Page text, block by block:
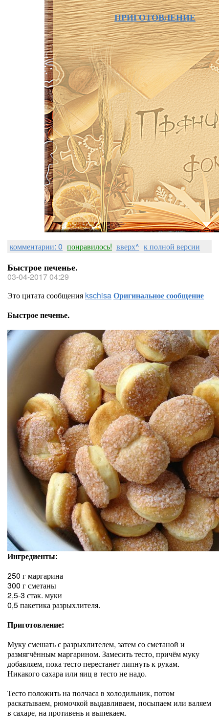
ПРИГОТОВЛЕНИЕ
комментарии: 0 понравилось! вверх^ к полной версии
Быстрое печенье.
03-04-2017 04:29
Это цитата сообщения kschisaОригинальное сообщение
Быстрое печенье.
Ингредиенты:
250 г маргарина
300 г сметаны
2,5-3 стак. муки
0,5 пакетика разрыхлителя.
Приготовление:
Муку смешать с разрыхлителем, затем со сметаной и
размягчённым маргарином. Замесить тесто, причём муку
добавляем, пока тесто перестанет липнуть к рукам.
Никакого сахара или яиц в тесто не надо.
Тесто положить на полчаса в холодильник, потом
раскатываем, рюмочкой выдавливаем, посыпаем или валяем
в сахаре, на противень и выпекаем.